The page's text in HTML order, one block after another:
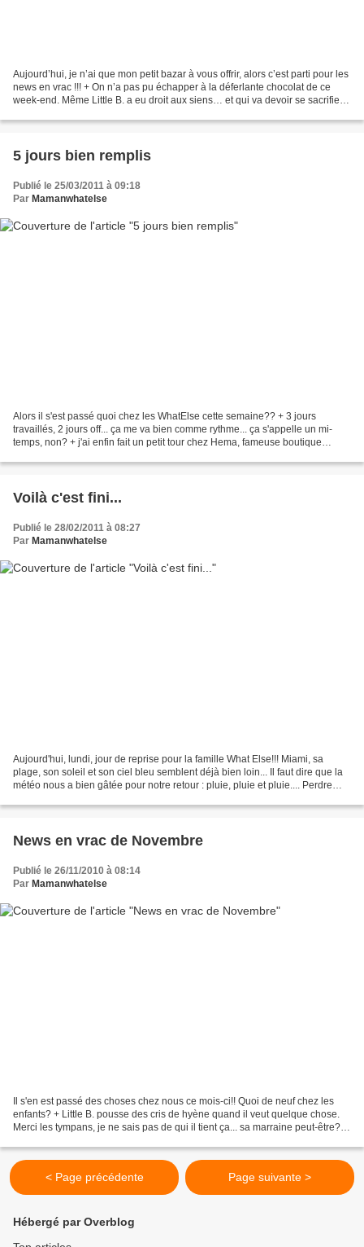
Aujourd’hui, je n’ai que mon petit bazar à vous offrir, alors c’est parti pour les
news en vrac !!! + On n’a pas pu échapper à la déferlante chocolat de ce
week-end. Même Little B. a eu droit aux siens… et qui va devoir se sacrifier
5 jours bien remplis
Publié le 25/03/2011 à 09:18
Par Mamanwhatelse
Alors il s'est passé quoi chez les WhatElse cette semaine?? + 3 jours
travaillés, 2 jours off... ça me va bien comme rythme... ça s'appelle un mi-
temps, non? + j'ai enfin fait un petit tour chez Hema, fameuse boutique
Voilà c'est fini...
Publié le 28/02/2011 à 08:27
Par Mamanwhatelse
Aujourd'hui, lundi, jour de reprise pour la famille What Else!!! Miami, sa
plage, son soleil et son ciel bleu semblent déjà bien loin... Il faut dire que la
météo nous a bien gâtée pour notre retour : pluie, pluie et pluie.... Perdre
News en vrac de Novembre
Publié le 26/11/2010 à 08:14
Par Mamanwhatelse
Il s'en est passé des choses chez nous ce mois-ci!! Quoi de neuf chez les
enfants? + Little B. pousse des cris de hyène quand il veut quelque chose.
Merci les tympans, je ne sais pas de qui il tient ça... sa marraine peut-être?
< Page précédente Page suivante >
Hébergé par Overblog